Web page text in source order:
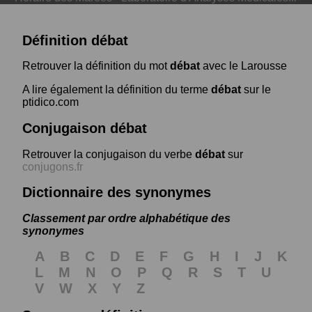
Définition débat
Retrouver la définition du motdébat avec le Larousse
A lire également la définition du terme débat sur le
ptidico.com
Conjugaison débat
Retrouver la conjugaison du verbe débat sur
conjugons.fr
Dictionnaire des synonymes
Classement par ordre alphabétique des
synonymes
A B C D E F G H I J
K
L
M N O P Q R S T
U
V
W X Y
Z